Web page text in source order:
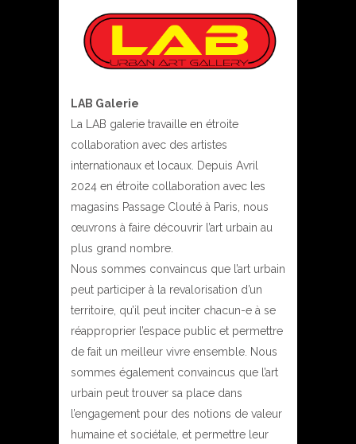
LAB Galerie
La LAB galerie travaille en étroite
collaboration avec des artistes
internationaux et locaux. Depuis Avril
2024 en étroite collaboration avec les
magasins Passage Clouté à Paris, nous
œuvrons à faire découvrir l’art urbain au
plus grand nombre.
Nous sommes convaincus que l’art urbain
peut participer à la revalorisation d’un
territoire, qu’il peut inciter chacun-e à se
réapproprier l’espace public et permettre
de fait un meilleur vivre ensemble. Nous
sommes également convaincus que l’art
urbain peut trouver sa place dans
l’engagement pour des notions de valeur
humaine et sociétale, et permettre leur